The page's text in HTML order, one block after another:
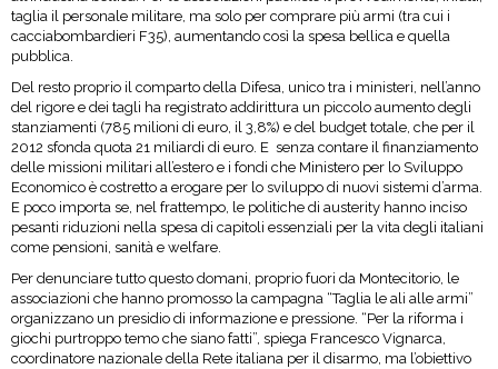
taglia il personale militare, ma solo per comprare più armi (tra cui i
cacciabombardieri F35), aumentando così la spesa bellica e quella
pubblica.
Del resto proprio il comparto della Difesa, unico tra i ministeri, nell’anno
del rigore e dei tagli ha registrato addirittura un piccolo aumento degli
stanziamenti (785 milioni di euro, il 3,8%) e del budget totale, che per il
2012 sfonda quota 21 miliardi di euro. E senza contare il finanziamento
delle missioni militari all’estero e i fondi che Ministero per lo Sviluppo
Economico è costretto a erogare per lo sviluppo di nuovi sistemi d’arma.
E poco importa se, nel frattempo, le politiche di austerity hanno inciso
pesanti riduzioni nella spesa di capitoli essenziali per la vita degli italiani
come pensioni, sanità e welfare.
Per denunciare tutto questo domani, proprio fuori da Montecitorio, le
associazioni che hanno promosso la campagna “Taglia le ali alle armi”
organizzano un presidio di informazione e pressione. “Per la riforma i
giochi purtroppo temo che siano fatti”, spiega Francesco Vignarca,
coordinatore nazionale della Rete italiana per il disarmo, ma l’obiettivo